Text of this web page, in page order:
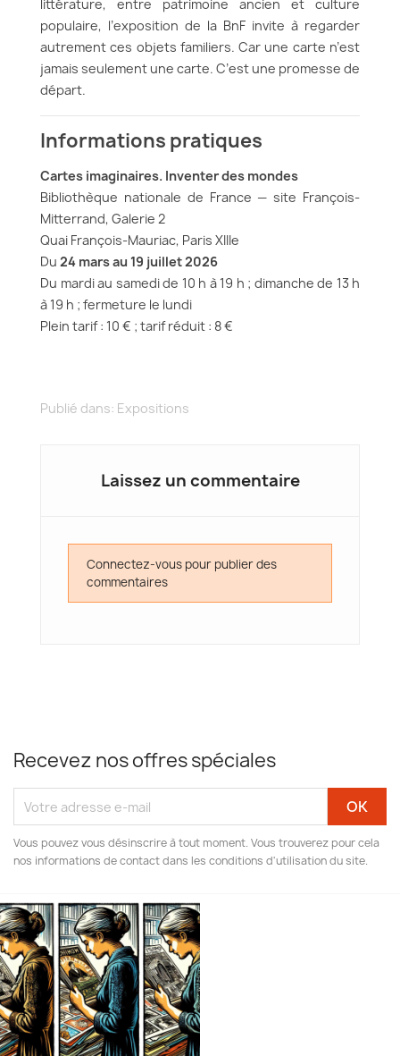
littérature, entre patrimoine ancien et culture
populaire, l’exposition de la BnF invite à regarder
autrement ces objets familiers. Car une carte n’est
jamais seulement une carte. C’est une promesse de
départ.
Informations pratiques
Cartes imaginaires. Inventer des mondes
Bibliothèque nationale de France — site François-
Mitterrand, Galerie 2
Quai François-Mauriac, Paris XIIIe
Du 24 mars au 19 juillet 2026
Du mardi au samedi de 10 h à 19 h ; dimanche de 13 h
à 19 h ; fermeture le lundi
Plein tarif : 10 € ; tarif réduit : 8 €
Publié dans: Expositions
Laissez un commentaire
Connectez-vous pour publier des
commentaires
Recevez nos offres spéciales
Vous pouvez vous désinscrire à tout moment. Vous trouverez pour cela
nos informations de contact dans les conditions d'utilisation du site.